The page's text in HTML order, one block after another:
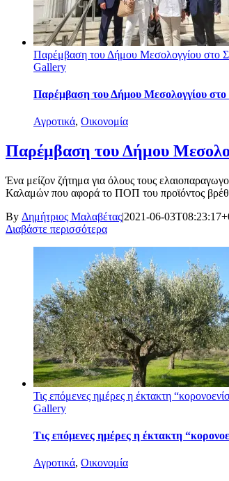
Παρέμβαση του Δήμου Μεσολογγίου στο
Gallery
Παρέμβαση του Δήμου Μεσολογγίου
Αγροτικά, Οικονομία
Παρέμβαση του Δήμου
Ένα μείζον ζήτημα για όλους τους
Καλαμών που αφορά το ΠΟΠ του προϊόντος
By Δημήτριος Μαλαβέτας|2021-06-
Διαβάστε περισσότερα
Τις επόμενες ημέρες η έκτακτη
Gallery
Τις επόμενες ημέρες η έκτακτη
Αγροτικά, Οικονομία